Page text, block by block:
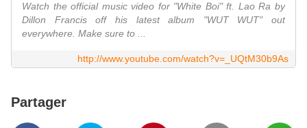
Watch the official music video for "White Boi" ft. Lao Ra by
Dillon Francis off his latest album "WUT WUT" out
everywhere. Make sure to ...
http://www.youtube.com/watch?v=_UQtM30b9As
Partager